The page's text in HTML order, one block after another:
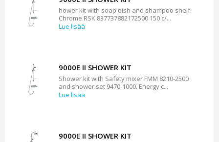
hower kit with soap dish and shampoo shelf.
Chrome.RSK 837737882172500 150 c/...
Lue lisää
9000E II SHOWER KIT
Shower kit with Safety mixer FMM 8210-2500
and shower set 9470-1000. Energy c...
Lue lisää
9000E II SHOWER KIT